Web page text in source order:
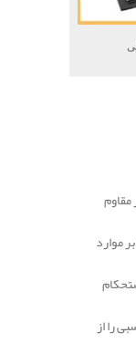
مقاوم
موارد
را از